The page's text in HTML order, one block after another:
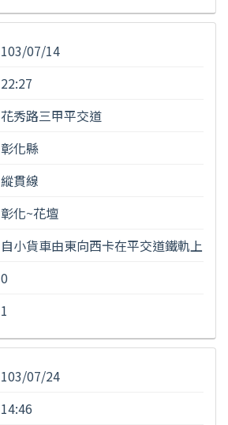
103/07/14
22:27
花秀路三甲平交道
彰化縣
縱貫線
彰化~花壇
自小貨車由東向西卡在平交道鐵軌上
0
1
103/07/24
14:46